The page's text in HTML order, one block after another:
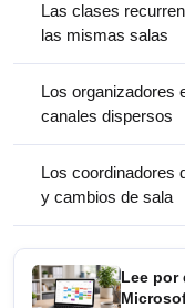
Las clases
las mismas salas
Los organizadores
canales dispersos
Los coordinadores
y cambios de sala
Lee por